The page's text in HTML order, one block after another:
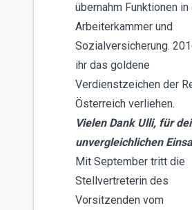
übernahm Funktionen in
Arbeiterkammer und
Sozialversicherung.
ihr das goldene
Verdienstzeichen der
Österreich verliehen.
Vielen Dank Ulli, für
unvergleichlichen
Mit September tritt die
Stellvertreterin des
Vorsitzenden vom